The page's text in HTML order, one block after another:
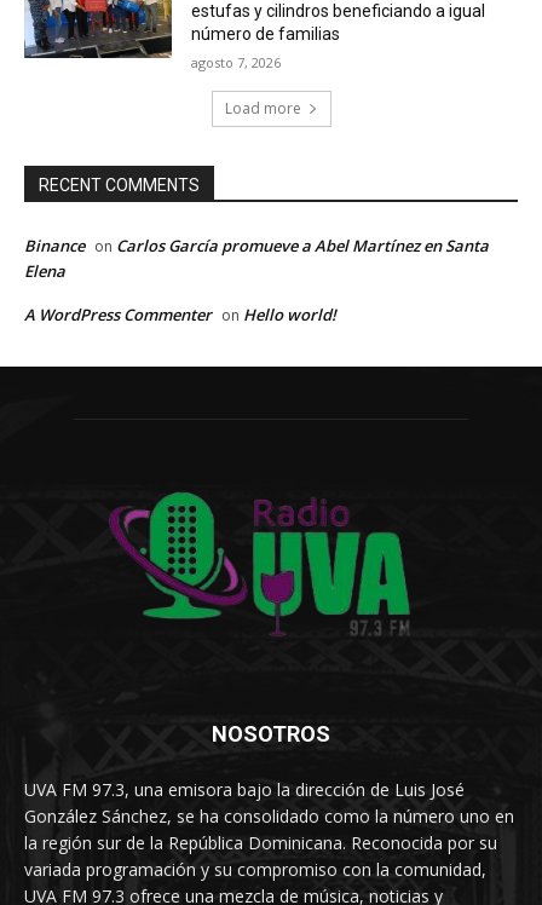
estufas y cilindros beneficiando a igual
número de familias
agosto 7, 2026
Load more
RECENT COMMENTS
Binance on Carlos García promueve a Abel Martínez en Santa
Elena
A WordPress Commenter on Hello world!
NOSOTROS
UVA FM 97.3, una emisora bajo la dirección de Luis José
González Sánchez, se ha consolidado como la número uno en
la región sur de la República Dominicana. Reconocida por su
variada programación y su compromiso con la comunidad,
UVA FM 97.3 ofrece una mezcla de música, noticias y